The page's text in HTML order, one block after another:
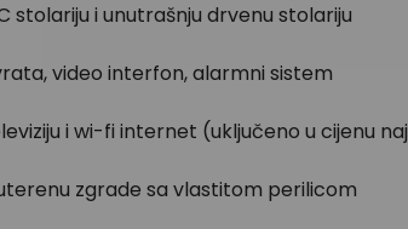
stolariju i unutrašnju drvenu stolariju
video interfon, alarmni sistem
i wi-fi internet (uključeno u cijenu
zgrade sa vlastitom perilicom